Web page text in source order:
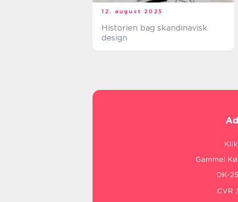
12. august 2025
Historien bag skandinavisk
design